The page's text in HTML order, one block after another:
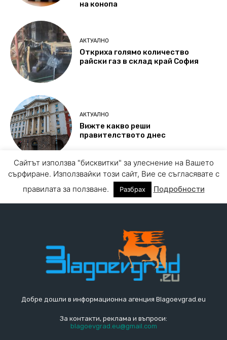
Добре дошли в информационна агенция Blagoevgrad.eu
За контакти, реклама и въпроси:
blagoevgrad.eu@gmail.com